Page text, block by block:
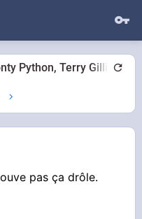
Python, Terry Gilliam
pas ça drôle.